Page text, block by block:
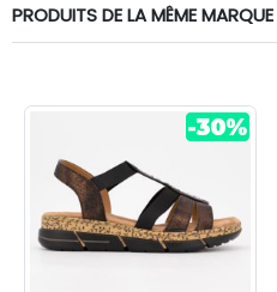
PRODUITS DE LA MÊME MARQUE